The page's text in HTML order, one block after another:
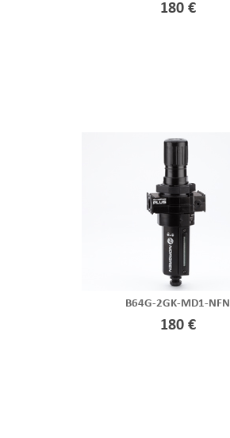
180 €
B64G-2GK-MD1-NFN
180 €